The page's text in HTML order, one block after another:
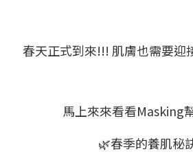
春天正式到來!!! 肌膚也需要迎
馬上來來看看Masking
🌿春季的養肌秘